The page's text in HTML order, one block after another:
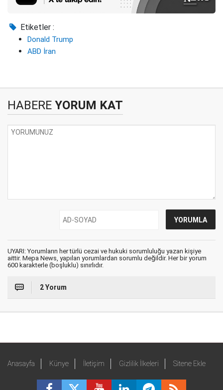
Etiketler :
Donald Trump
ABD İran
HABERE YORUM KAT
UYARI: Yorumların her türlü cezai ve hukuki sorumluluğu yazan kişiye
aittir. Mepa News, yapılan yorumlardan sorumlu değildir. Her bir yorum
600 karakterle (boşluklu) sınırlıdır.
2 Yorum
Anasayfa Künye İletişim Gizlilik İlkeleri Sitene Ekle